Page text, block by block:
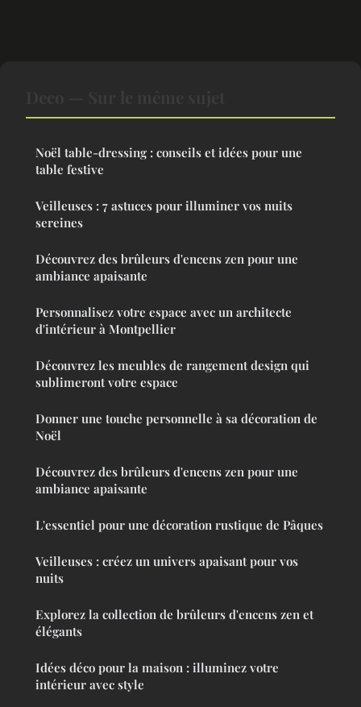
Noël table-dressing : conseils et idées pour une
table festive
Veilleuses : 7 astuces pour illuminer vos nuits
sereines
Découvrez des brûleurs d'encens zen pour une
ambiance apaisante
Personnalisez votre espace avec un architecte
d'intérieur à Montpellier
Découvrez les meubles de rangement design qui
sublimeront votre espace
Donner une touche personnelle à sa décoration de
Noël
Découvrez des brûleurs d'encens zen pour une
ambiance apaisante
L'essentiel pour une décoration rustique de Pâques
Veilleuses : créez un univers apaisant pour vos
nuits
Explorez la collection de brûleurs d'encens zen et
élégants
Idées déco pour la maison : illuminez votre
intérieur avec style